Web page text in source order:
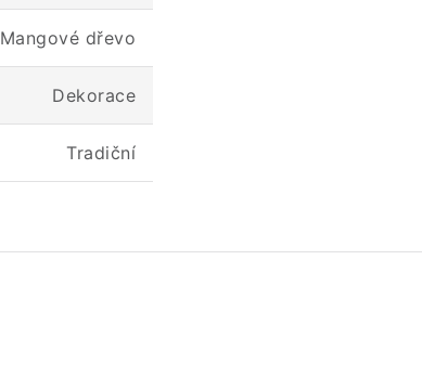
Mangové dřevo
Dekorace
Tradiční